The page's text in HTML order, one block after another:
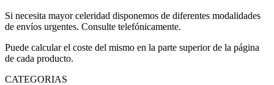
Si necesita mayor celeridad disponemos de diferentes modalidades
de envíos urgentes. Consulte telefónicamente.
Puede calcular el coste del mismo en la parte superior de la página
de cada producto.
CATEGORIAS